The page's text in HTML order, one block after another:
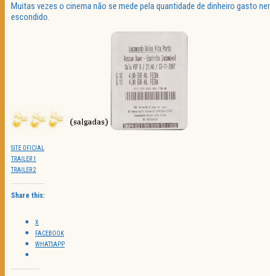
Muitas vezes o cinema não se mede pela quantidade de dinheiro gasto
escondido.
SITE OFICIAL
TRAILER 1
TRAILER 2
Share this:
X
FACEBOOK
WHATSAPP